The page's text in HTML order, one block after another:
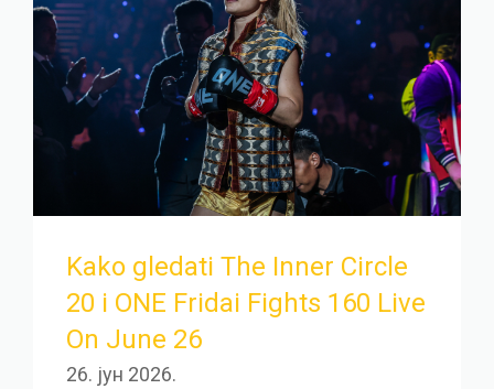
Kako gledati The Inner Circle
20 i ONE Fridai Fights 160 Live
On June 26
26. јун 2026.